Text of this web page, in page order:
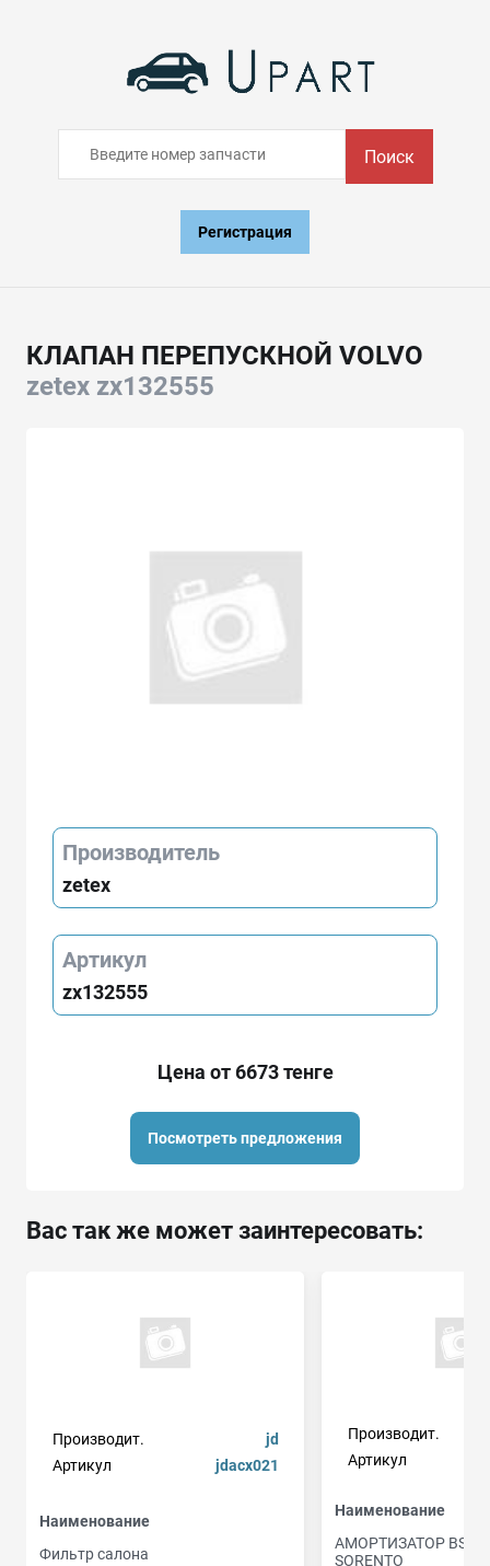
Поиск
Регистрация
КЛАПАН ПЕРЕПУСКНОЙ VOLVO
zetex zx132555
Производитель
zetex
Артикул
zx132555
Цена от 6673 тенге
Посмотреть предложения
Вас так же может заинтересовать:
Производит.
jd
Артикул
jdacx021
Наименование
Фильтр салона
Производит.
Артикул
Наименование
АМОРТИЗАТОР BSG
SORENTO